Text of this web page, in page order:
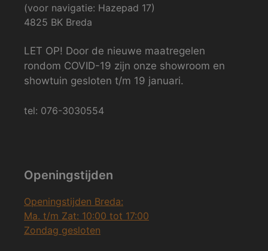
(voor navigatie: Hazepad 17)
4825 BK Breda
LET OP! Door de nieuwe maatregelen
rondom COVID-19 zijn onze showroom en
showtuin gesloten t/m 19 januari.
tel: 076-3030554
Openingstijden
Openingstijden Breda:
Ma. t/m Zat: 10:00 tot 17:00
Zondag gesloten